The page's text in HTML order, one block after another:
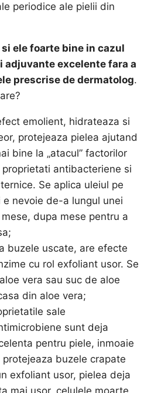
periodice ale pielii din
ele foarte bine in cazul
adjuvante excelente fara a
prescrise de dermatolog.
emolient, hidrateaza si
protejeaza pielea ajutand
bine la „atacul” factorilor
antibacteriene si
Se aplica uleiul pe
nevoie de-a lungul unei
dupa mese pentru a
buzele uscate, are efecte
cu rol exfoliant usor. Se
vera sau suc de aloe
din aloe vera;
sale
sunt deja
pentru piele, inmoaie
buzele crapate
exfoliant usor, pielea deja
mai usor, celulele moarte